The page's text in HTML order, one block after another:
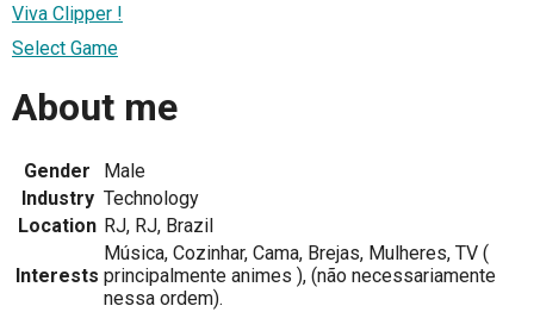
Viva Clipper !
Select Game
About me
Gender
Male
Industry Technology
Location RJ, RJ, Brazil
Interests
Música, Cozinhar, Cama, Brejas, Mulheres, TV (
principalmente animes ), (não necessariamente
nessa ordem).